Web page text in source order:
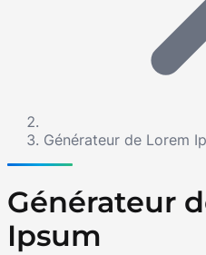
Générateur de Lorem
Générateur
Ipsum